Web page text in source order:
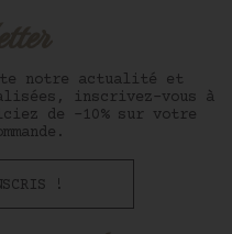
notre actualité et
inscrivez-vous à
de -10% sur votre
!